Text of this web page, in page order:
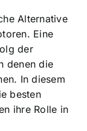
Alternative
Eine
der
denen die
In diesem
besten
ihre Rolle in